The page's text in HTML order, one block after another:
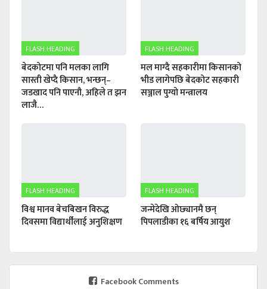
FLASH HEADING
बेदकोटमा पनि मलका लागि
सास्ती खेप्दै किसान, भन्छन्–
जडखाद पनि पाएनौ, अहिले त झन
लाजै…
FLASH HEADING
मल माग्दै सहकारीमा किसानको
भीड लागेपछि बेदकोट सहकारी
सञ्जाल पुग्यो मन्त्रालय
FLASH HEADING
विश्व मानव बेचबिखन विरुद्ध
दिवसमा विद्यार्थीलाई अनुशिक्षण
FLASH HEADING
जन्मेदेखि ओछ्यानमै छन्
पिपलाडीका १६ बर्षिय आयुश
Facebook Comments